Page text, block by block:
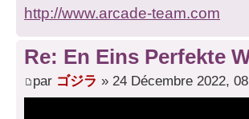
http://www.arcade-team.com
Re: En Eins Perfekte
par ゴジラ » 24 Décembre 2022,